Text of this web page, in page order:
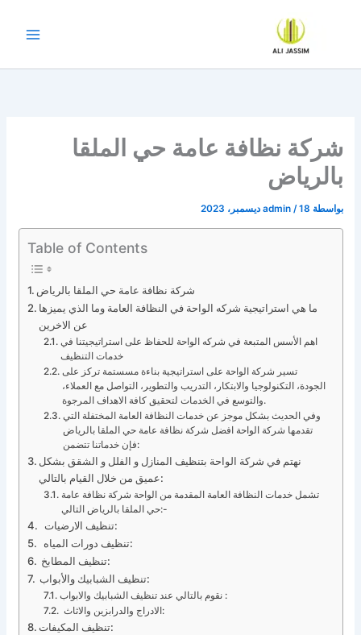
شركة نظافة عامة حي الملقا
بالرياض
بواسطة admin /18 ديسمبر، 2023
Table of Contents
شركة نظافة عامة حي الملقا بالرياض
ما هي استراتيجية شركه الواحة في النظافة العامة وما الذي يميزها
عن الاخرين
اهم الأسس المتبعة في شركه الواحة للحفاظ على استراتيجيتنا في
خدمات التنظيف
تسير شركة الواحة على استراتيجية بناءة مسستمة تركز على
الجودة، التكنولوجيا والابتكار، التدريب والتطوير، التواصل مع العملاء،
والتوسع في الخدمات لتحقيق كافة الاهداف المرجوة.
وفي الحديث بشكل موجز عن خدمات النظافة العامة المختفلة التي
تقدمها شركة الواحة افضل شركة نظافة عامة حي الملقا بالرياض
فإن خدماتنا تتضمن:
نهتم في شركة الواحة بتنظيف المنازل و الفلل و الشقق بشكل
عميق من خلال القيام بالتالي:
تشمل خدمات النظافة العامة المقدمة من الواحة شركة نظافة عامة
حي الملقا بالرياض التالي:-
تنظيف الارضيات:
تنظيف دورات المياه:
تنظيف المطابخ:
تنظيف الشبابيك والأبواب:
نقوم بالتالي عند تنظيف الشبابيك والابواب :
الادراج والدرابزين والاثاث:
تنظيف المكيفات: